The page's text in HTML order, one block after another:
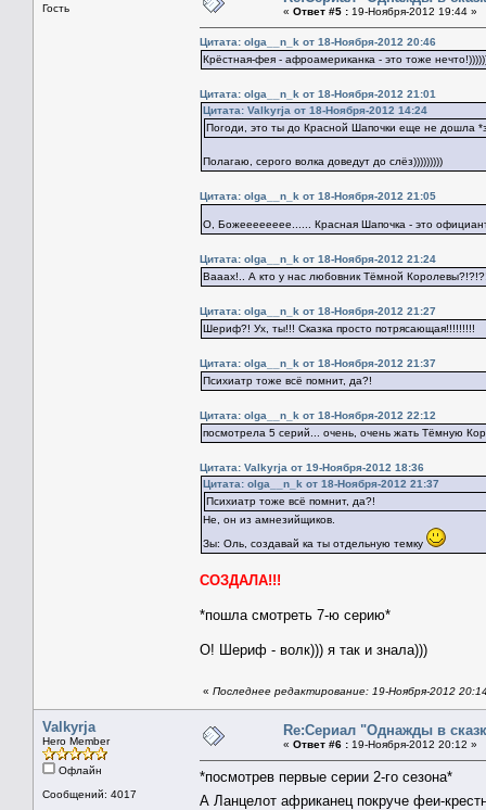
Гость « Ответ #5 : 19-Ноября-2012 19:44 »
Цитата: оlga__n_k от 18-Ноября-2012 20:46
Крёстная-фея - афроамериканка - это тоже
Цитата: оlga__n_k от 18-Ноября-2012 21:01
Цитата: Valkyrja от 18-Ноября-2012 14:24
Погоди, это ты до Красной Шапочки еще не дошла
Полагаю, серого волка доведут до слёз)))))))))
Цитата: оlga__n_k от 18-Ноября-2012 21:05
О, Божееееееее...... Красная Шапочка - это
Цитата: оlga__n_k от 18-Ноября-2012 21:24
Вааах!.. А кто у нас любовник Тёмной
Цитата: оlga__n_k от 18-Ноября-2012 21:27
Шериф?! Ух, ты!!! Сказка просто потрясающая!!!!!!!!!
Цитата: оlga__n_k от 18-Ноября-2012 21:37
Психиатр тоже всё помнит, да?!
Цитата: оlga__n_k от 18-Ноября-2012 22:12
посмотрела 5 серий... очень, очень жать Тёмную
Цитата: Valkyrja от 19-Ноября-2012 18:36
Цитата: оlga__n_k от 18-Ноября-2012 21:37
Психиатр тоже всё помнит, да?!
Не, он из амнезийщиков.
Зы: Оль, создавай ка ты отдельную темку
СОЗДАЛА!!!
*пошла смотреть 7-ю серию*
О! Шериф - волк))) я так и знала)))
« Последнее редактирование: 19-Ноября-2012
Valkyrja
Hero Member
Офлайн
Сообщений: 4017
Re:Сериал "Однажды в
« Ответ #6 : 19-Ноября-2012 20:12 »
*посмотрев первые серии 2-го сезона*
А Ланцелот африканец покруче феи-